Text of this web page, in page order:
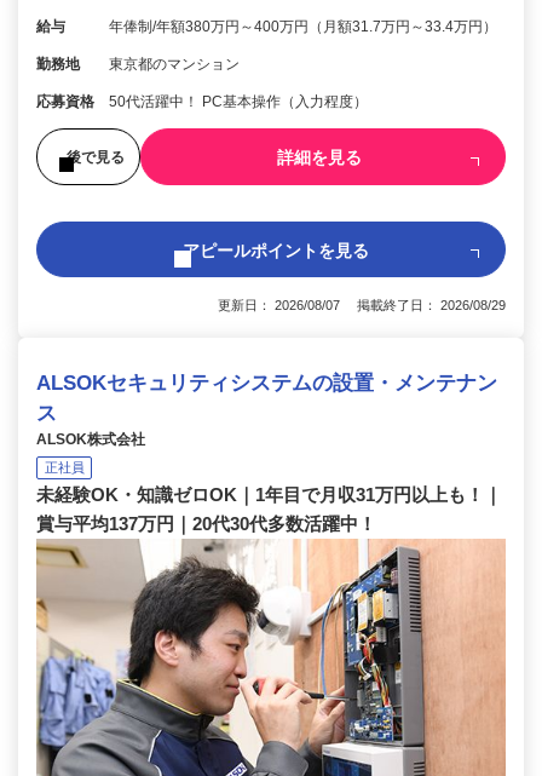
給与 年俸制/年額380万円～400万円（月額31.7万円～33.4万円）
勤務地 東京都のマンション
応募資格 50代活躍中！ PC基本操作（入力程度）
後で見る 詳細を見る
アピールポイントを見る
更新日： 2026/08/07 掲載終了日： 2026/08/29
ALSOKセキュリティシステムの設置・メンテナン
ス
ALSOK株式会社
正社員
未経験OK・知識ゼロOK｜1年目で月収31万円以上も！｜
賞与平均137万円｜20代30代多数活躍中！